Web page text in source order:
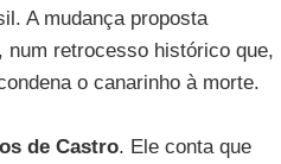
A mudança proposta
num retrocesso histórico que,
o canarinho à morte.
de Castro. Ele conta que